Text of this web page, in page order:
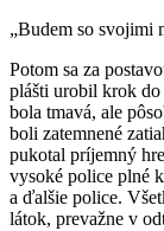
„Budem so svojimi
Potom sa za
plášti urobil krok do
bola tmavá, ale
boli zatemnené
pukotal príjemný
vysoké police plné
a ďalšie police.
látok, prevažne v